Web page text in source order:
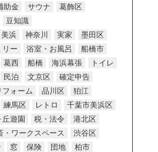
助金 サウナ
葛飾区
豆知識
浜
神奈川 実家
墨田区
リー 浴室・お風呂
船橋市
葛西 船橋 海浜幕張
トイレ
民泊 文京区
確定申告
フォーム 品川区
狛江
練馬区 レトロ
千葉市美浜区
丘遊園 税・法令
港北区
・ワークスペース
渋谷区
窓 保険 団地
柏市